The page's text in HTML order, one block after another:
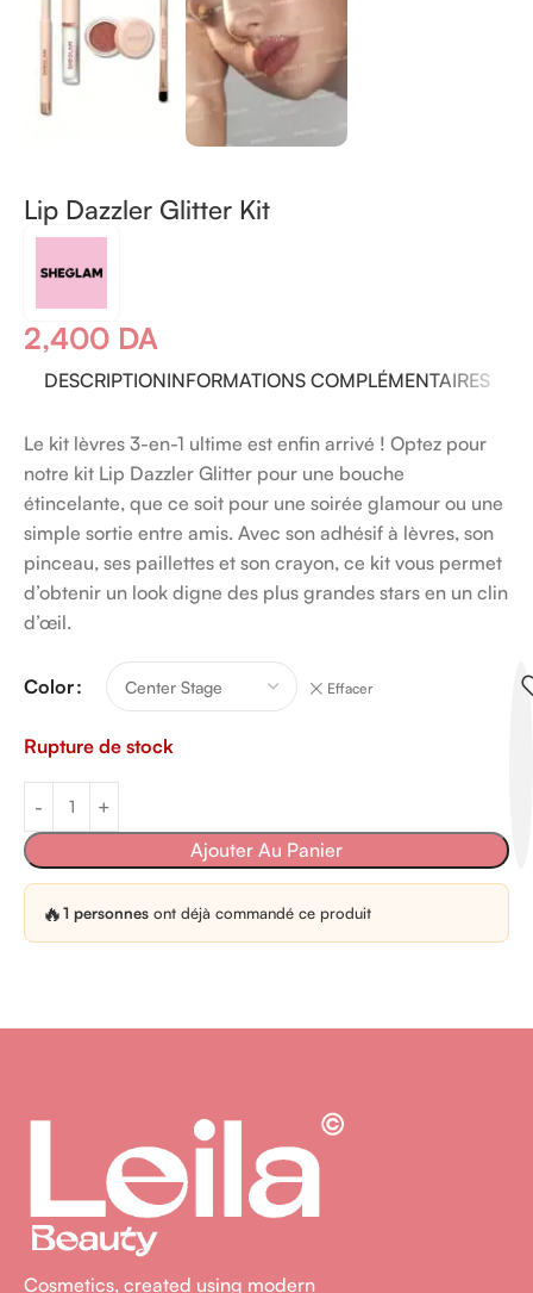
Lip Dazzler Glitter Kit
2,400 DA
DESCRIPTIONINFORMATIONS COMPLÉMENTAIRES
Le kit lèvres 3-en-1 ultime est enfin arrivé ! Optez pour
notre kit Lip Dazzler Glitter pour une bouche
étincelante, que ce soit pour une soirée glamour ou une
simple sortie entre amis. Avec son adhésif à lèvres, son
pinceau, ses paillettes et son crayon, ce kit vous permet
d’obtenir un look digne des plus grandes stars en un clin
d’œil.
Color Effacer
Rupture de stock
Ajouter Au Panier
🔥1 personnes ont déjà commandé ce produit
Cosmetics, created using modern